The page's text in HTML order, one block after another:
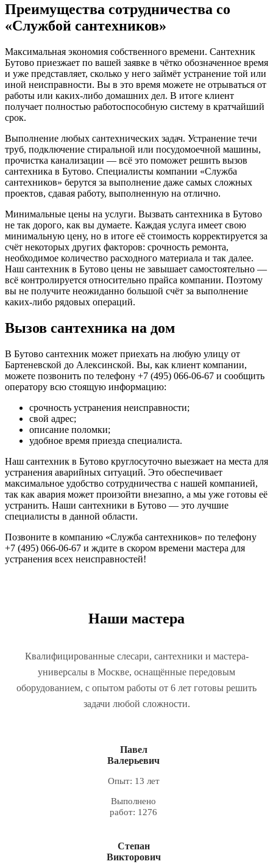
Преимущества сотрудничества со
«Службой сантехников»
Максимальная экономия собственного времени. Сантехник
Бутово приезжает по вашей заявке в чётко обозначенное время
и уже представляет, сколько у него займёт устранение той или
иной неисправности. Вы в это время можете не отрываться от
работы или каких-либо домашних дел. В итоге клиент
получает полностью работоспособную систему в кратчайший
срок.
Выполнение любых сантехнических задач. Устранение течи
труб, подключение стиральной или посудомоечной машины,
прочистка канализации — всё это поможет решить вызов
сантехника в Бутово. Специалисты компании «Служба
сантехников» берутся за выполнение даже самых сложных
проектов, сдавая работу, выполненную на отлично.
Минимальные цены на услуги. Вызвать сантехника в Бутово
не так дорого, как вы думаете. Каждая услуга имеет свою
минимальную цену, но в итоге её стоимость корректируется за
счёт некоторых других факторов: срочность ремонта,
необходимое количество расходного материала и так далее.
Наш сантехник в Бутово цены не завышает самостоятельно —
всё контролируется относительно прайса компании. Поэтому
вы не получите неожиданно большой счёт за выполнение
каких-либо рядовых операций.
Вызов сантехника на дом
В Бутово сантехник может приехать на любую улицу от
Бартеневской до Алексинской. Вы, как клиент компании,
можете позвонить по телефону +7 (495) 066-06-67 и сообщить
оператору всю стоящую информацию:
срочность устранения неисправности;
свой адрес;
описание поломки;
удобное время приезда специалиста.
Наш сантехник в Бутово круглосуточно выезжает на места для
устранения аварийных ситуаций. Это обеспечивает
максимальное удобство сотрудничества с нашей компанией,
так как авария может произойти внезапно, а мы уже готовы её
устранить. Наши сантехники в Бутово — это лучшие
специалисты в данной области.
Позвоните в компанию «Служба сантехников» по телефону
+7 (495) 066-06-67 и ждите в скором времени мастера для
устранения всех неисправностей!
Наши мастера
Квалифицированные слесари, сантехники и мастера-
универсалы в Москве, оснащённые передовым
оборудованием, с опытом работы от 6 лет готовы решить
задачи любой сложности.
Павел
Валерьевич
Опыт: 13 лет
Выполнено
работ: 1276
Степан
Викторович